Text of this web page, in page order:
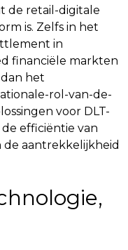
de retail-digitale
is. Zelfs in het
in
financiële markten
het
rol-van-de-
voor DLT-
efficiëntie van
aantrekkelijkheid